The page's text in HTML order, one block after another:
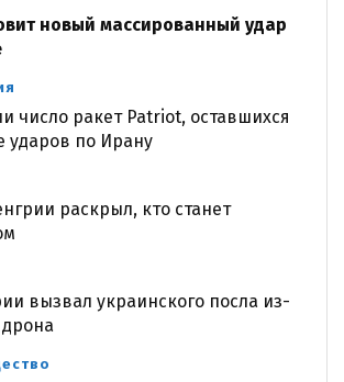
новый массированный удар
число ракет Patriot, оставшихся
ударов по Ирану
раскрыл, кто станет
вызвал украинского посла из-